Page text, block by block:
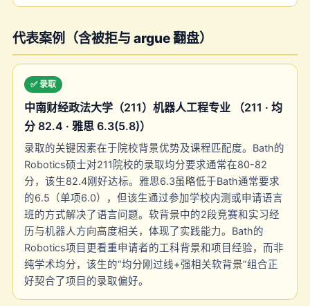
代表案例（含被拒与 argue 翻盘）
✅ 录取
中南财经政法大学（211）机器人工程专业 （211 · 均
分 82.4 · 雅思 6.3(5.8)）
录取的关键因素在于院校背景优势及课程匹配度。Bath的
Robotics硕士对211院校的录取均分要求通常在80-82
分，该生82.4刚好达标。雅思6.3虽略低于Bath通常要求
的6.5（单项6.0），但该生通过参加学校内测或申请语言
班的方式解决了语言问题。软背景中的2段竞赛和实习经
历与机器人方向高度相关，体现了实践能力。Bath的
Robotics项目更看重申请者的工科背景和项目经验，而非
纯学术均分，该生的“均分刚过线+强相关软背景”组合正
好契合了项目的录取偏好。